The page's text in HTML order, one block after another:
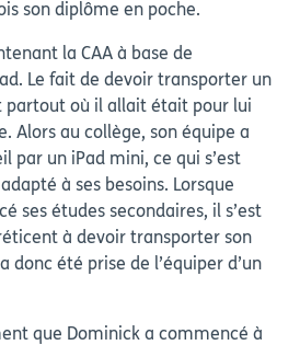
son diplôme en poche.
la CAA à base de
Le fait de devoir transporter un
partout où il allait était pour lui
Alors au collège, son équipe a
par un iPad mini, ce qui s’est
à ses besoins. Lorsque
ses études secondaires, il s’est
à devoir transporter son
donc été prise de l’équiper d’un
que Dominick a commencé à